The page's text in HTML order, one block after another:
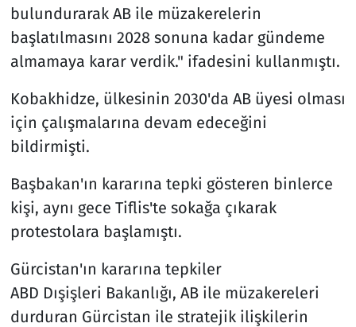
bulundurarak AB ile müzakerelerin
başlatılmasını 2028 sonuna kadar gündeme
almamaya karar verdik." ifadesini kullanmıştı.
Kobakhidze, ülkesinin 2030'da AB üyesi olması
için çalışmalarına devam edeceğini
bildirmişti.
Başbakan'ın kararına tepki gösteren binlerce
kişi, aynı gece Tiflis'te sokağa çıkarak
protestolara başlamıştı.
Gürcistan'ın kararına tepkiler
ABD Dışişleri Bakanlığı, AB ile müzakereleri
durduran Gürcistan ile stratejik ilişkilerin